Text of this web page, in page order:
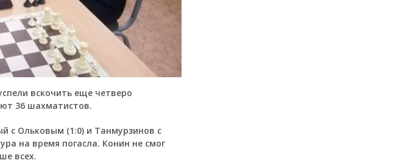
вскочить еще четверо
36 шахматистов.
с Ольковым (1:0) и Танмурзинов с
на время погасла. Конин не смог
всех.